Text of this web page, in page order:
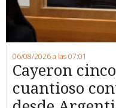
06/08/2026 a las 07:01
Cayeron
cuantioso